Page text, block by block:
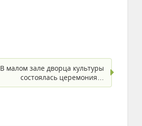
В малом зале дворца культуры
состоялась церемония…